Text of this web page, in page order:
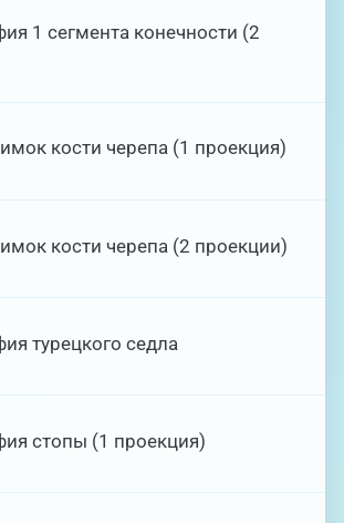
1 сегмента конечности (2
кости черепа (1 проекция)
кости черепа (2 проекции)
турецкого седла
стопы (1 проекция)